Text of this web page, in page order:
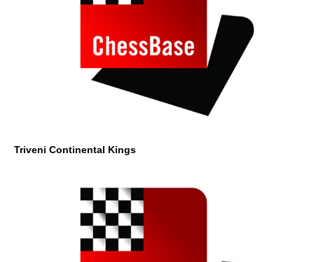
Triveni Continental Kings